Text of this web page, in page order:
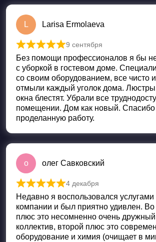
L Larisa Ermolaeva
Оценка
9 сентября
Без помощи профессионалов я бы
с уборкой в гостевом доме.
со своим оборудованием, все чисто
отмыли каждый уголок дома.
окна блестят. Убрали все
помещении. Дом как новый. Спасибо
проделанную работу.
о олег Савковский
Оценка 5 из 5
4 декабря
Недавно я воспользовался услугами
компании и был приятно удивлен.
плюс это несомненно очень
коллектив, второй плюс это
оборудование и химия (очищает в